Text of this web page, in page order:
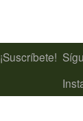
¡Suscríbete!